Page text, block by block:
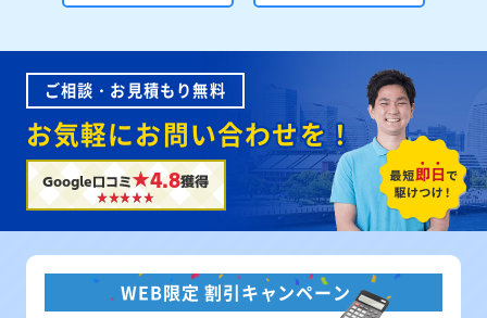
ご相談・お見積もり無料
お気軽にお問い合わせを！
Google口コミ★4.8獲得
WEB限定 割引キャンペーン